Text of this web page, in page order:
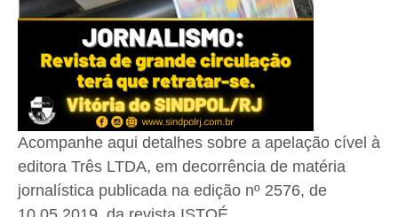
Acompanhe aqui detalhes sobre a apelação cível à
editora Três LTDA, em decorrência de matéria
jornalística publicada na edição nº 2576, de